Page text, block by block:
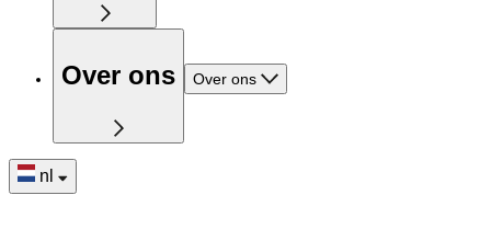
Over ons Over ons
nl